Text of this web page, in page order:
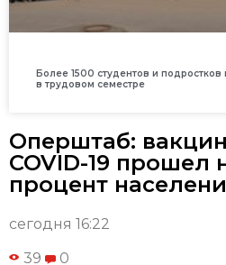
Более 1500 студентов и
в трудовом семестре
Оперштаб:
COVID-19 прошел
процент
сегодня 16:22
39 0